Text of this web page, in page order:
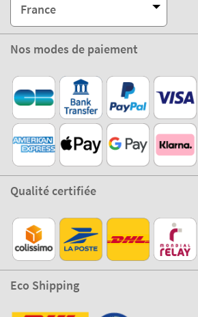
France
Nos modes de paiement
Qualité certifiée
Eco Shipping